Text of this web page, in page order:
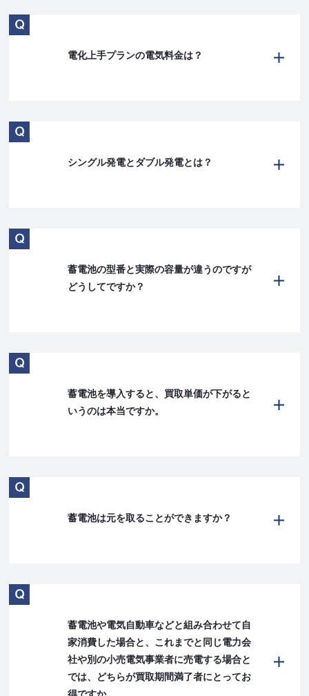
電化上手プランの電気料金は？
シングル発電とダブル発電とは？
蓄電池の型番と実際の容量が違うのですが
どうしてですか？
蓄電池を導入すると、買取単価が下がると
いうのは本当ですか。
蓄電池は元を取ることができますか？
蓄電池や電気自動車などと組み合わせて自
家消費した場合と、これまでと同じ電力会
社や別の小売電気事業者に売電する場合と
では、どちらが買取期間満了者にとってお